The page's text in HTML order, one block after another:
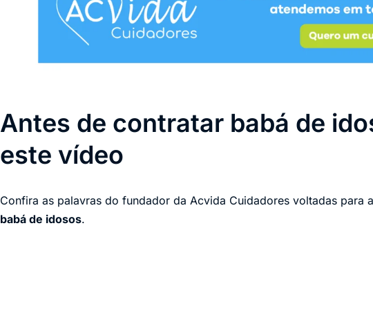
Antes de contratar babá de
este vídeo
Confira as palavras do fundador da Acvida Cuidadores voltadas para
babá de idosos.